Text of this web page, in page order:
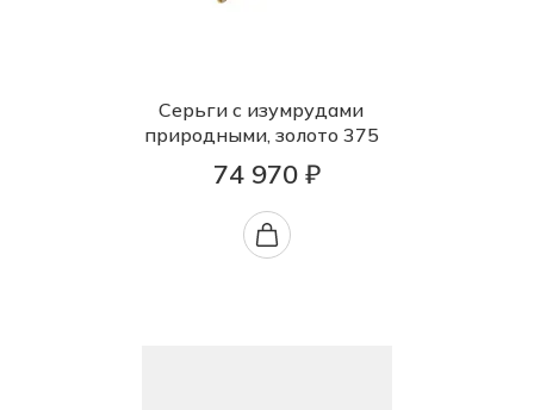
Серьги с изумрудами
природными, золото 375
74 970 ₽